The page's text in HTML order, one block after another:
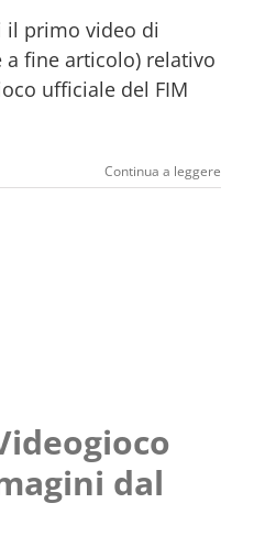
il primo video di
fine articolo) relativo
ufficiale del FIM
Continua a leggere
dal